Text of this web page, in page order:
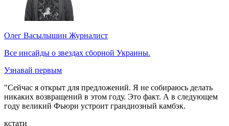
Олег Васылышин Журналист
Все инсайды о звездах сборной Украины.
Узнавай первым
"Сейчас я открыт для предложений. Я не собираюсь делать
никаких возвращений в этом году. Это факт. А в следующем
году великий Фьюри устроит грандиозный камбэк.
кстати